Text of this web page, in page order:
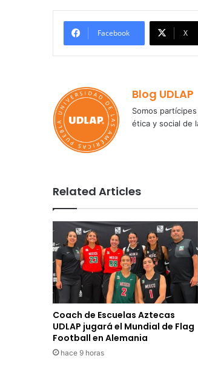
Facebook X
Blog UDLAP
Somos
ética y social de
Related Articles
Coach de Escuelas Aztecas
UDLAP jugará el Mundial de Flag
Football en Alemania
hace 9 horas